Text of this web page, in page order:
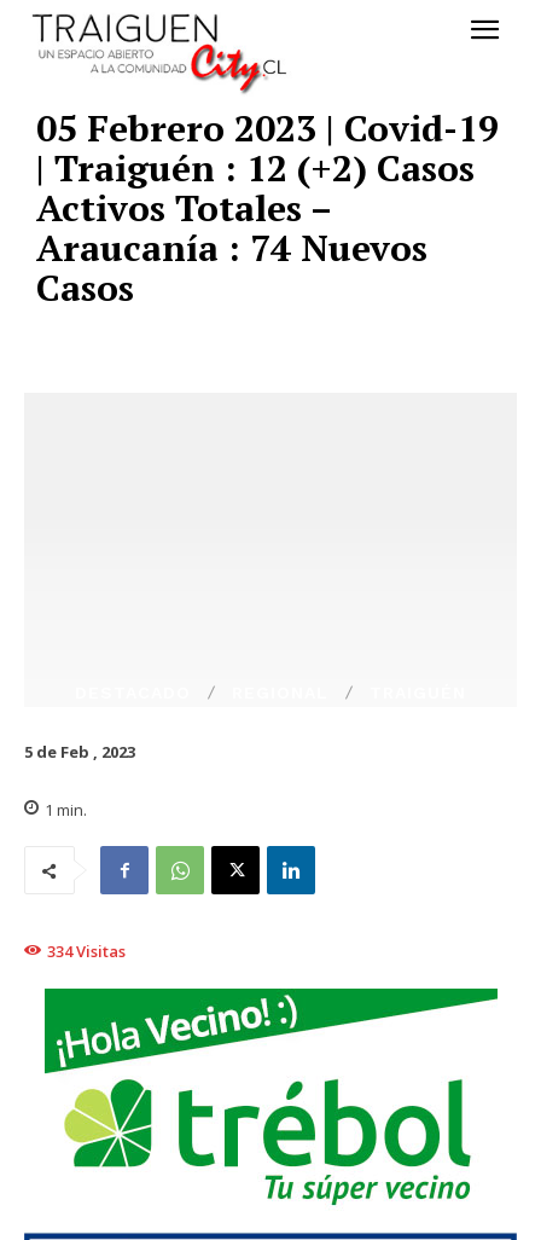
05 Febrero 2023 | Covid-19
| Traiguén : 12 (+2) Casos
Activos Totales –
Araucanía : 74 Nuevos
Casos
5 de Feb , 2023
1 min.
334Visitas